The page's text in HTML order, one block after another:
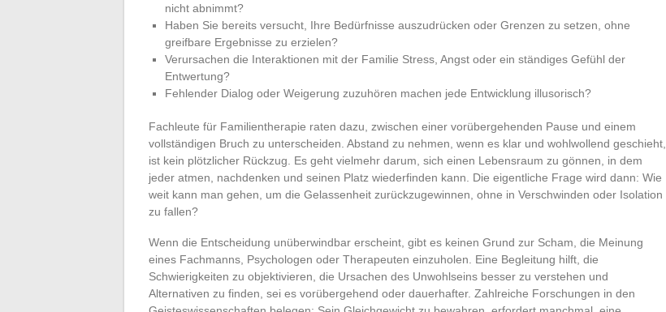
nicht abnimmt?
Haben Sie bereits versucht, Ihre Bedürfnisse auszudrücken oder Grenzen zu setzen, ohne
greifbare Ergebnisse zu erzielen?
Verursachen die Interaktionen mit der Familie Stress, Angst oder ein ständiges Gefühl der
Entwertung?
Fehlender Dialog oder Weigerung zuzuhören machen jede Entwicklung illusorisch?
Fachleute für Familientherapie raten dazu, zwischen einer vorübergehenden Pause und einem
vollständigen Bruch zu unterscheiden. Abstand zu nehmen, wenn es klar und wohlwollend geschieht,
ist kein plötzlicher Rückzug. Es geht vielmehr darum, sich einen Lebensraum zu gönnen, in dem
jeder atmen, nachdenken und seinen Platz wiederfinden kann. Die eigentliche Frage wird dann: Wie
weit kann man gehen, um die Gelassenheit zurückzugewinnen, ohne in Verschwinden oder Isolation
zu fallen?
Wenn die Entscheidung unüberwindbar erscheint, gibt es keinen Grund zur Scham, die Meinung
eines Fachmanns, Psychologen oder Therapeuten einzuholen. Eine Begleitung hilft, die
Schwierigkeiten zu objektivieren, die Ursachen des Unwohlseins besser zu verstehen und
Alternativen zu finden, sei es vorübergehend oder dauerhafter. Zahlreiche Forschungen in den